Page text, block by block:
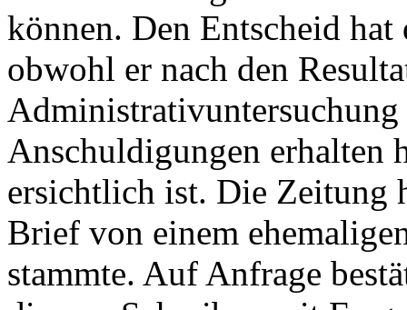
können. Den Entscheid
obwohl er nach den
Anschuldigungen erhalten
ersichtlich ist. Die Zeitung
Brief von einem
stammte. Auf Anfrage